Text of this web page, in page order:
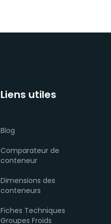
Liens utiles
Blog
Comparateur de
conteneur
Dimensions des
conteneurs
Fiches Techniques
Groupes Froids